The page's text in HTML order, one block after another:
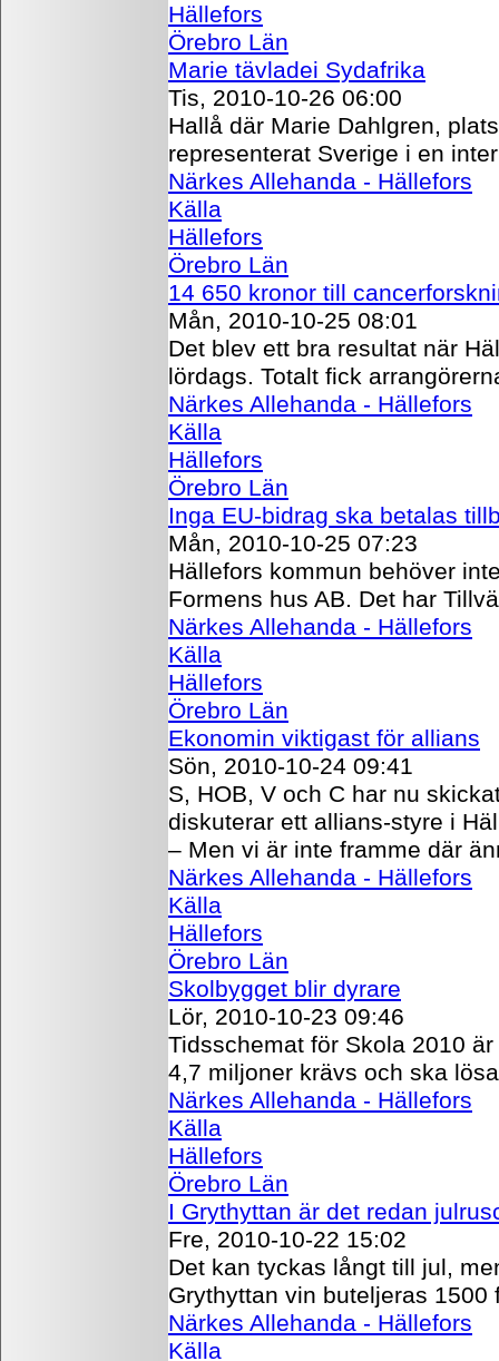
Hällefors
Örebro Län
Marie tävladei Sydafrika
Tis, 2010-10-26 06:00
Hallå där Marie Dahlgren,
representerat Sverige i en
Närkes Allehanda - Hällefors
Källa
Hällefors
Örebro Län
14 650 kronor till
Mån, 2010-10-25 08:01
Det blev ett bra resultat när
lördags. Totalt fick
Närkes Allehanda - Hällefors
Källa
Hällefors
Örebro Län
Inga EU-bidrag ska betalas
Mån, 2010-10-25 07:23
Hällefors kommun behöver
Formens hus AB. Det har
Närkes Allehanda - Hällefors
Källa
Hällefors
Örebro Län
Ekonomin viktigast för allians
Sön, 2010-10-24 09:41
S, HOB, V och C har nu
diskuterar ett allians-styre i
– Men vi är inte framme där
Närkes Allehanda - Hällefors
Källa
Hällefors
Örebro Län
Skolbygget blir dyrare
Lör, 2010-10-23 09:46
Tidsschemat för Skola 2010
4,7 miljoner krävs och ska
Närkes Allehanda - Hällefors
Källa
Hällefors
Örebro Län
I Grythyttan är det redan
Fre, 2010-10-22 15:02
Det kan tyckas långt till jul,
Grythyttan vin buteljeras
Närkes Allehanda - Hällefors
Källa